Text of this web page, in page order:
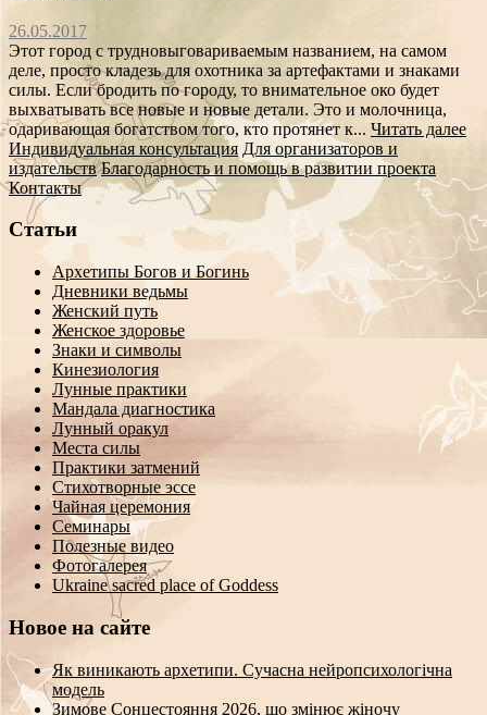
26.05.2017
Этот город с трудновыговариваемым названием, на самом
деле, просто кладезь для охотника за артефактами и знаками
силы. Если бродить по городу, то внимательное око будет
выхватывать все новые и новые детали. Это и молочница,
одаривающая богатством того, кто протянет к... Читать далее
Индивидуальная консультация Для организаторов и
издательств Благодарность и помощь в развитии проекта
Контакты
Статьи
Архетипы Богов и Богинь
Дневники ведьмы
Женский путь
Женское здоровье
Знаки и символы
Кинезиология
Лунные практики
Мандала диагностика
Лунный оракул
Места силы
Практики затмений
Стихотворные эссе
Чайная церемония
Семинары
Полезные видео
Фотогалерея
Ukraine sacred place of Goddess
Новое на сайте
Як виникають архетипи. Сучасна нейропсихологічна
модель
Зимове Сонцестояння 2026, що змінює жіночу